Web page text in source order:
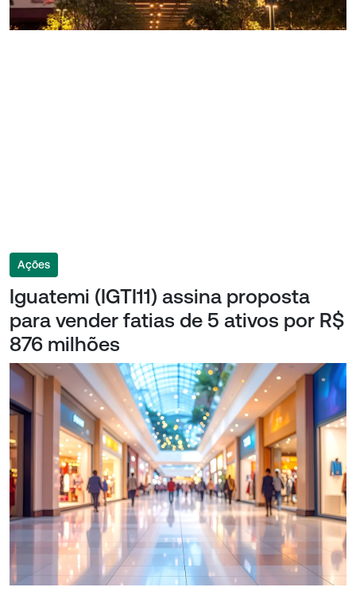
Ações
Iguatemi (IGTI11) assina proposta
para vender fatias de 5 ativos por R$
876 milhões